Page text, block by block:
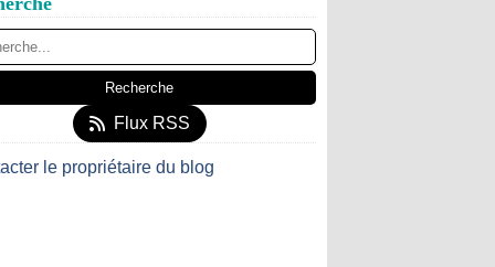
Flux RSS
le propriétaire du blog